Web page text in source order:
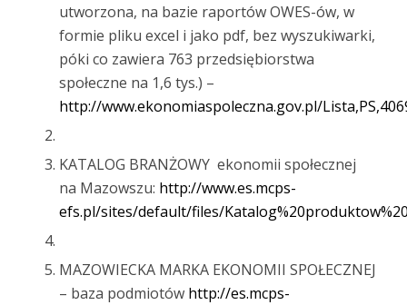
utworzona, na bazie raportów OWES-ów, w
formie pliku excel i jako pdf, bez wyszukiwarki,
póki co zawiera 763 przedsiębiorstwa
społeczne na 1,6 tys.) –
http://www.ekonomiaspoleczna.gov.pl/
KATALOG BRANŻOWY ekonomii społecznej
na Mazowszu: http://www.es.mcps-
efs.pl/sites/default/files/
MAZOWIECKA MARKA EKONOMII SPOŁECZNEJ
– baza podmiotów http://es.mcps-